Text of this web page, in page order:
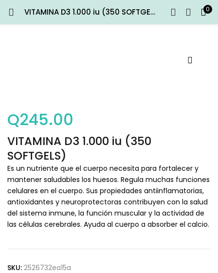
VITAMINA D3 1.000 iu (350 SOFTGELS) 0
VITAMINA D3 1.000 iu (350
SOFTGELS)
Q245.00
Es un nutriente que el cuerpo necesita para fortalecer y
mantener saludables los huesos. Regula muchas funciones
celulares en el cuerpo. Sus propiedades antiinflamatorias,
antioxidantes y neuroprotectoras contribuyen con la salud
del sistema inmune, la función muscular y la actividad de
las células cerebrales. Ayuda al cuerpo a absorber el calcio.
SKU: 2526732ea15a
ENTRAR REGISTRARSE
Recuérdame
¿Contraseña perdida?